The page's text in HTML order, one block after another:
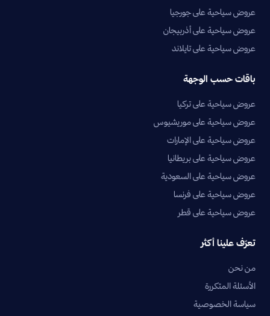
عروض سياحية على جورجيا
عروض سياحية على أذربيجان
عروض سياحية على تايلاند
باقات حسب الوجهة
عروض سياحية على تركيا
عروض سياحية على موريشيوس
عروض سياحية على الإمارات
عروض سياحية على بريطانيا
عروض سياحية على السعودية
عروض سياحية على فرنسا
عروض سياحية على قطر
تعرّف علينا أكثر
من نحن
الأسئلة المتكررة
سياسة الخصوصية